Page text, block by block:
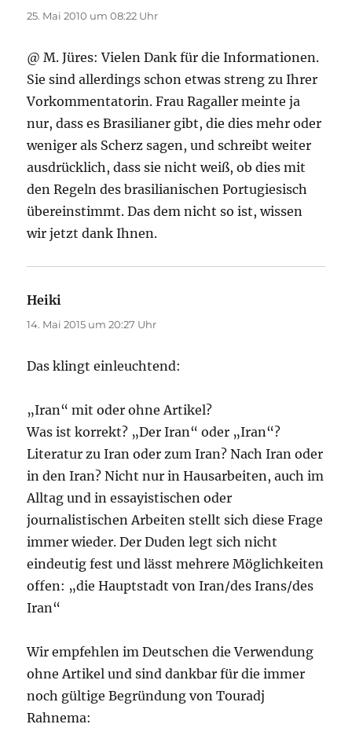
25. Mai 2010 um 08:22 Uhr
@ M. Jüres: Vielen Dank für die Informationen.
Sie sind allerdings schon etwas streng zu Ihrer
Vorkommentatorin. Frau Ragaller meinte ja
nur, dass es Brasilianer gibt, die dies mehr oder
weniger als Scherz sagen, und schreibt weiter
ausdrücklich, dass sie nicht weiß, ob dies mit
den Regeln des brasilianischen Portugiesisch
übereinstimmt. Das dem nicht so ist, wissen
wir jetzt dank Ihnen.
Heiki
14. Mai 2015 um 20:27 Uhr
Das klingt einleuchtend:
„Iran“ mit oder ohne Artikel?
Was ist korrekt? „Der Iran“ oder „Iran“?
Literatur zu Iran oder zum Iran? Nach Iran oder
in den Iran? Nicht nur in Hausarbeiten, auch im
Alltag und in essayistischen oder
journalistischen Arbeiten stellt sich diese Frage
immer wieder. Der Duden legt sich nicht
eindeutig fest und lässt mehrere Möglichkeiten
offen: „die Hauptstadt von Iran/des Irans/des
Iran“
Wir empfehlen im Deutschen die Verwendung
ohne Artikel und sind dankbar für die immer
noch gültige Begründung von Touradj
Rahnema: